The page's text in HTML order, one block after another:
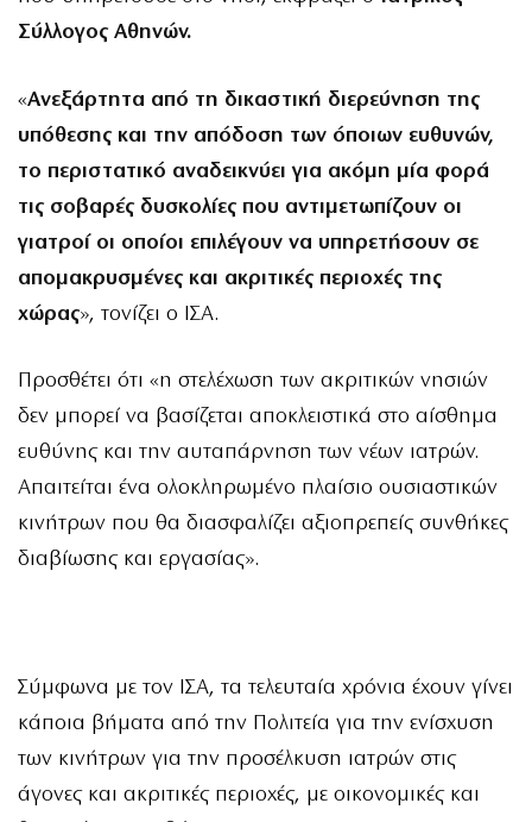
Σύλλογος Αθηνών.
«Ανεξάρτητα από τη δικαστική διερεύνηση της
υπόθεσης και την απόδοση των όποιων ευθυνών,
το περιστατικό αναδεικνύει για ακόμη μία φορά
τις σοβαρές δυσκολίες που αντιμετωπίζουν οι
γιατροί οι οποίοι επιλέγουν να υπηρετήσουν σε
απομακρυσμένες και ακριτικές περιοχές της
χώρας», τονίζει ο ΙΣΑ.
Προσθέτει ότι «η στελέχωση των ακριτικών νησιών
δεν μπορεί να βασίζεται αποκλειστικά στο αίσθημα
ευθύνης και την αυταπάρνηση των νέων ιατρών.
Απαιτείται ένα ολοκληρωμένο πλαίσιο ουσιαστικών
κινήτρων που θα διασφαλίζει αξιοπρεπείς συνθήκες
διαβίωσης και εργασίας».
Σύμφωνα με τον ΙΣΑ, τα τελευταία χρόνια έχουν γίνει
κάποια βήματα από την Πολιτεία για την ενίσχυση
των κινήτρων για την προσέλκυση ιατρών στις
άγονες και ακριτικές περιοχές, με οικονομικές και